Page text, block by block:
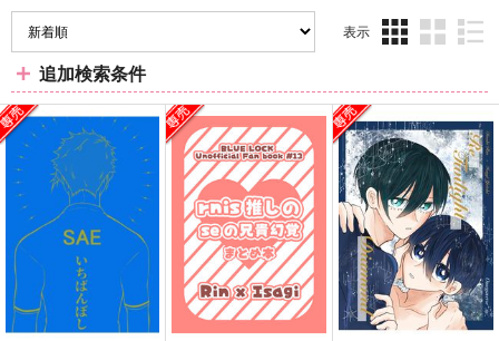
表示
ム
表
示
ム
表
示
ム
表
示
追加検索条件